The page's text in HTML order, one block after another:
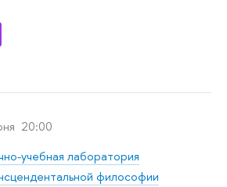
20:00
учебная лаборатория
философии